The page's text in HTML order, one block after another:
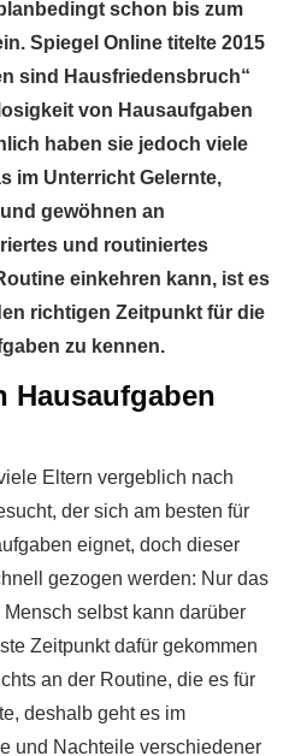
schon bis zum
Spiegel Online titelte 2015
sind Hausfriedensbruch“
von Hausaufgaben
haben sie jedoch viele
im Unterricht Gelernte,
gewöhnen an
und routiniertes
einkehren kann, ist es
richtigen Zeitpunkt für die
zu kennen.
Hausaufgaben
Eltern vergeblich nach
der sich am besten für
eignet, doch dieser
gezogen werden: Nur das
selbst kann darüber
Zeitpunkt dafür gekommen
an der Routine, die es für
deshalb geht es im
und Nachteile verschiedener